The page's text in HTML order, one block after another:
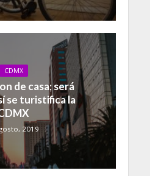
CDMX
de casa; será
se turistifica la
2019